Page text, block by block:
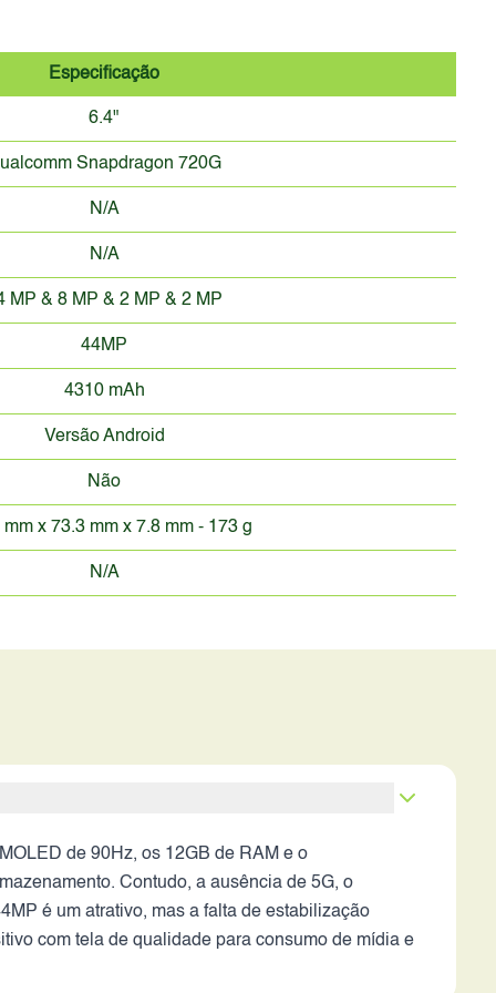
Especificação
6.4"
Snapdragon 720G
N/A
N/A
MP & 8 MP & 2 MP & 2 MP
44MP
4310 mAh
Versão Android
Não
mm x 73.3 mm x 7.8 mm - 173 g
N/A
de 90Hz, os 12GB de RAM e o
Contudo, a ausência de 5G, o
é um atrativo, mas a falta de estabilização
com tela de qualidade para consumo de mídia e